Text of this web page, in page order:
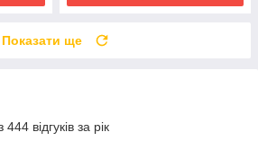
Показати ще
відгуків за рік